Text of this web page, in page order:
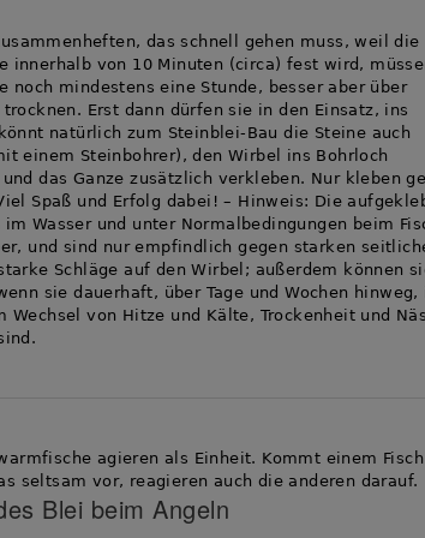
das schnell gehen muss, weil die
innerhalb von 10 Minuten (circa) fest wird,
noch mindestens eine Stunde, besser aber über
trocknen. Erst dann dürfen sie in den Einsatz, ins
natürlich zum Steinblei-Bau die Steine auch
einem Steinbohrer), den Wirbel ins Bohrloch
das Ganze zusätzlich verkleben. Nur kleben
Spaß und Erfolg dabei! – Hinweis: Die
im Wasser und unter Normalbedingungen beim
und sind nur empfindlich gegen starken
Schläge auf den Wirbel; außerdem können
sie dauerhaft, über Tage und Wochen hinweg,
Wechsel von Hitze und Kälte, Trockenheit und
Blei beim Angeln
agieren als Einheit. Kommt einem Fisch
seltsam vor, reagieren auch die anderen darauf.